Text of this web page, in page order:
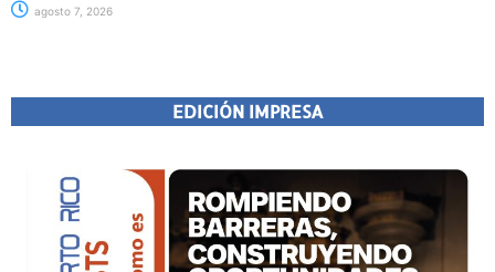
agosto 7, 2026
EDICIÓN IMPRESA